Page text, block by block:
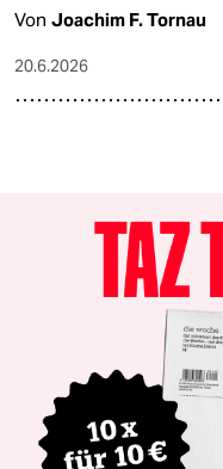
Von Joachim F. Tornau
20.6.2026